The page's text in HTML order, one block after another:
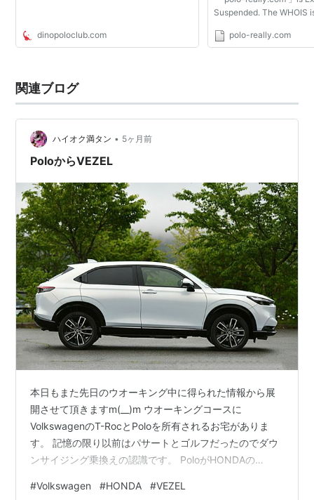
dinopoloclub.com
Suspended. The WHOIS
polo-really.com
関連ブログ
ハイオク満タン • 5ヶ月前
PoloからVEZEL
本日もまた先日のウオーキング中に得られた情報から展
開させて頂きますm(__)m ウオーキングコースに
VolkswagenのT-RocとPoloを所有されるお宅がありま
す。 記憶の限り以前はパサートとゴルフだったのでダウ
ンサイジング乗換えの認識です。 PoloがHONDAの
たんじゃないんかい(ﾟдﾟ)! 勝手な推測ですが、雪道での
#Volkswagen #HONDA #VEZEL